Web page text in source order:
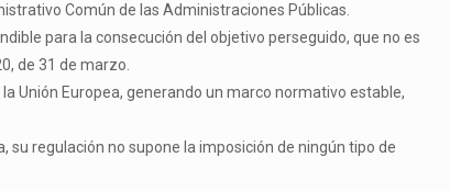
Común de las Administraciones Públicas.
para la consecución del objetivo perseguido, que no es
de 31 de marzo.
Unión Europea, generando un marco normativo estable,
su regulación no supone la imposición de ningún tipo de